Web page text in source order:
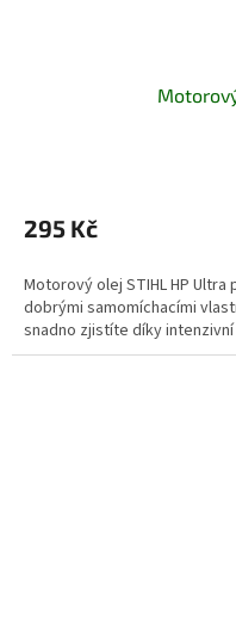
295 Kč
Motorový olej STIHL HP
dobrými samomíchacími
snadno zjistíte díky